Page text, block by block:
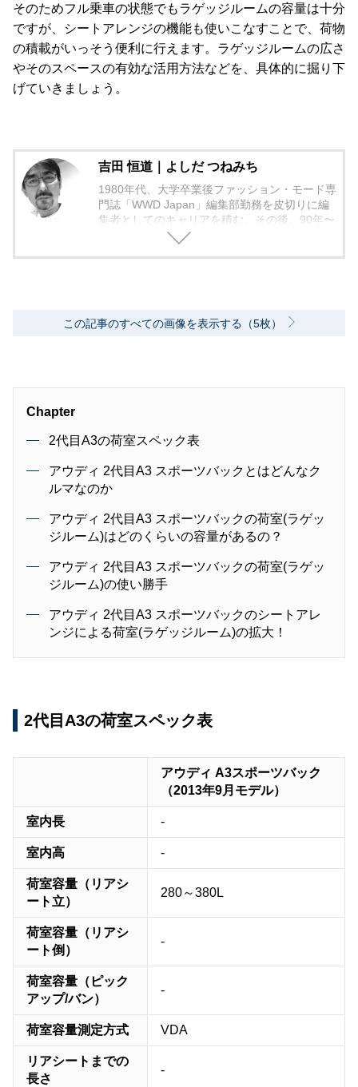
そのためフル乗車の状態でもラゲッジルームの容量は十分
ですが、シートアレンジの機能も使いこなすことで、荷物
の積載がいっそう便利に行えます。ラゲッジルームの広さ
やそのスペースの有効な活用方法などを、具体的に掘り下
げていきましょう。
吉田 恒道｜よしだ つねみち
1980年代、大学卒業後ファッション・モード専
門誌「WWD Japan」編集部勤務を皮切りに編
集者としてのキャリアを積む。その後、90年〜
2000年代、中堅出版社ダイヤモンド社の自動車
この記事のすべての画像を表示する（5枚）
Chapter
2代目A3の荷室スペック表
アウディ 2代目A3 スポーツバックとはどんなク
ルマなのか
アウディ 2代目A3 スポーツバックの荷室(ラゲッ
ジルーム)はどのくらいの容量があるの？
アウディ 2代目A3 スポーツバックの荷室(ラゲッ
ジルーム)の使い勝手
アウディ 2代目A3 スポーツバックのシートアレ
ンジによる荷室(ラゲッジルーム)の拡大！
2代目A3の荷室スペック表
アウディ A3スポーツバック
（2013年9月モデル）
室内長 -
室内高 -
荷室容量（リアシ
ート立）
280～380L
荷室容量（リアシ
ート倒）
-
荷室容量（ピック
アップ/バン）
-
荷室容量測定方式 VDA
リアシートまでの
長さ
-